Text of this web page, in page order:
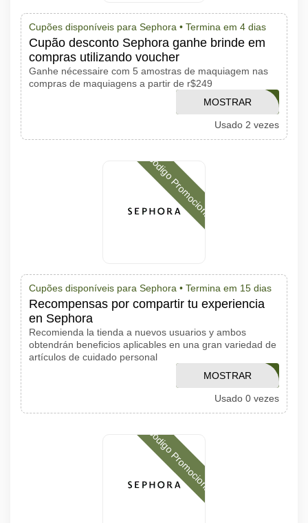
Cupões disponíveis para Sephora • Termina em 4 dias
Cupão desconto Sephora ganhe brinde em
compras utilizando voucher
Ganhe nécessaire com 5 amostras de maquiagem nas
compras de maquiagens a partir de r$249
AMOMAKE
MOSTRAR
CÓDIGO
Usado 2 vezes
Código Promocional
Cupões disponíveis para Sephora • Termina em 15 dias
Recompensas por compartir tu experiencia
en Sephora
Recomienda la tienda a nuevos usuarios y ambos
obtendrán beneficios aplicables en una gran variedad de
artículos de cuidado personal
KATIESEPHORA
MOSTRAR
CÓDIGO
Usado 0 vezes
Código Promocional